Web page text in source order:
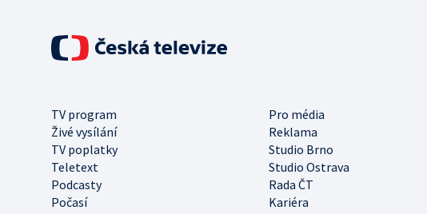
TV program
Pro média
Živé vysílání
Reklama
TV poplatky
Studio Brno
Teletext
Studio Ostrava
Podcasty
Rada ČT
Počasí
Kariéra